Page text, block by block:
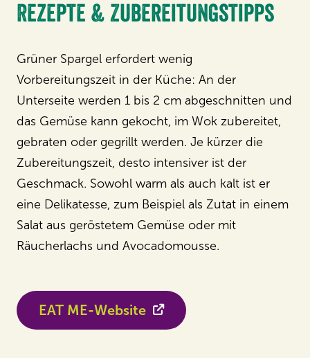
Rezepte & Zubereitungstipps
Grüner Spargel erfordert wenig
Vorbereitungszeit in der Küche: An der
Unterseite werden 1 bis 2 cm abgeschnitten und
das Gemüse kann gekocht, im Wok zubereitet,
gebraten oder gegrillt werden. Je kürzer die
Zubereitungszeit, desto intensiver ist der
Geschmack. Sowohl warm als auch kalt ist er
eine Delikatesse, zum Beispiel als Zutat in einem
Salat aus geröstetem Gemüse oder mit
Räucherlachs und Avocadomousse.
EAT ME-Website